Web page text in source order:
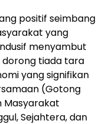
positif seimbang
yang
menyambut
dorong tiada tara
yang signifikan
(Gotong
Masyarakat
Sejahtera, dan